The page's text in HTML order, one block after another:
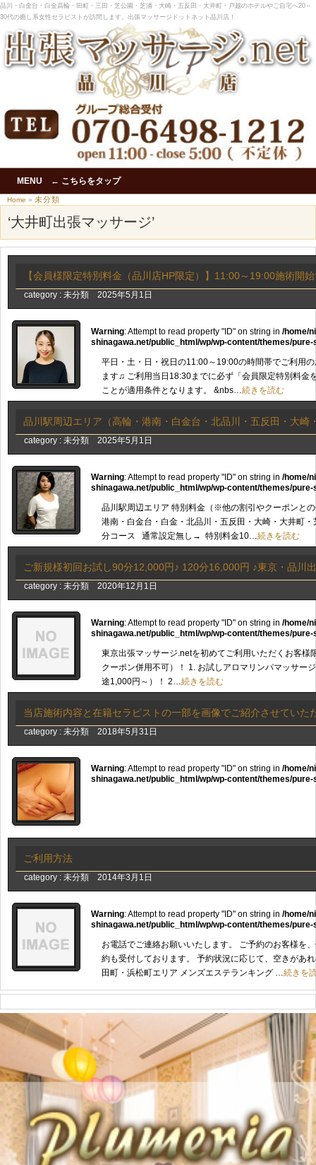
品川・白金台・白金高輪・田町・三田・芝公園・芝浦・大崎・五反田・大井町・戸越のホテルやご自宅へ20～
30代の癒し系女性セラピストが訪問します。出張マッサージドットネット品川店！
MENU ← こちらをタップ
Home » 未分類
‘大井町出張マッサージ’
【会員様限定特別料金（品川店HP限定）】11:00～19:00施術開
category : 未分類 2025年5月1日
Warning: Attempt to read property "ID" on string in /home/
shinagawa.net/public_html/wp/wp-content/themes/
平日・土・日・祝日の11:00～19:00の時間帯でご利用
ます♫ ご利用当日18:30までに必ず「会員限定特別料金
ことが適用条件となります。 &nbs…続きを読む
品川駅周辺エリア（高輪・港南・白金台・北品川・五反田・大
category : 未分類 2025年5月1日
Warning: Attempt to read property "ID" on string in /home/
shinagawa.net/public_html/wp/wp-content/themes/
品川駅周辺エリア 特別料金（※他の割引やクーポンと
港南・白金台・白金・北品川・五反田・大崎・大井町
分コース 通常設定無し→ 特別料金10…続きを読む
ご新規様初回お試し90分12,000円♪ 120分16,000円 ♪東京・品川
category : 未分類 2020年12月1日
Warning: Attempt to read property "ID" on string in /home/
shinagawa.net/public_html/wp/wp-content/themes/
東京出張マッサージ.netを初めてご利用いただくお客様
クーポン併用不可）！ 1. お試しアロマリンパマッサー
途1,000円～）！ 2…続きを読む
当店施術内容と在籍セラピストの一部を画像でご紹介させていた
category : 未分類 2018年5月31日
Warning: Attempt to read property "ID" on string in /home/
shinagawa.net/public_html/wp/wp-content/themes/
ご利用方法
category : 未分類 2014年3月1日
Warning: Attempt to read property "ID" on string in /home/
shinagawa.net/public_html/wp/wp-content/themes/
お電話でご連絡お願いいたします。 ご予約のお客様を
約も受付しております。 予約状況に応じて、空きがあ
田町・浜松町エリア メンズエステランキング …続きを